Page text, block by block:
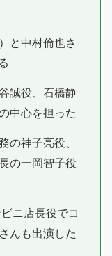
と中村倫也さ
誠役、石橋静
中心を担った
の神子亮役、
の一岡智子役
ニ店長役でコ
んも出演した